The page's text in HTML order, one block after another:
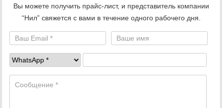
Вы можете получить прайс-лист, и представитель компании
“Нил” свяжется с вами в течение одного рабочего дня.